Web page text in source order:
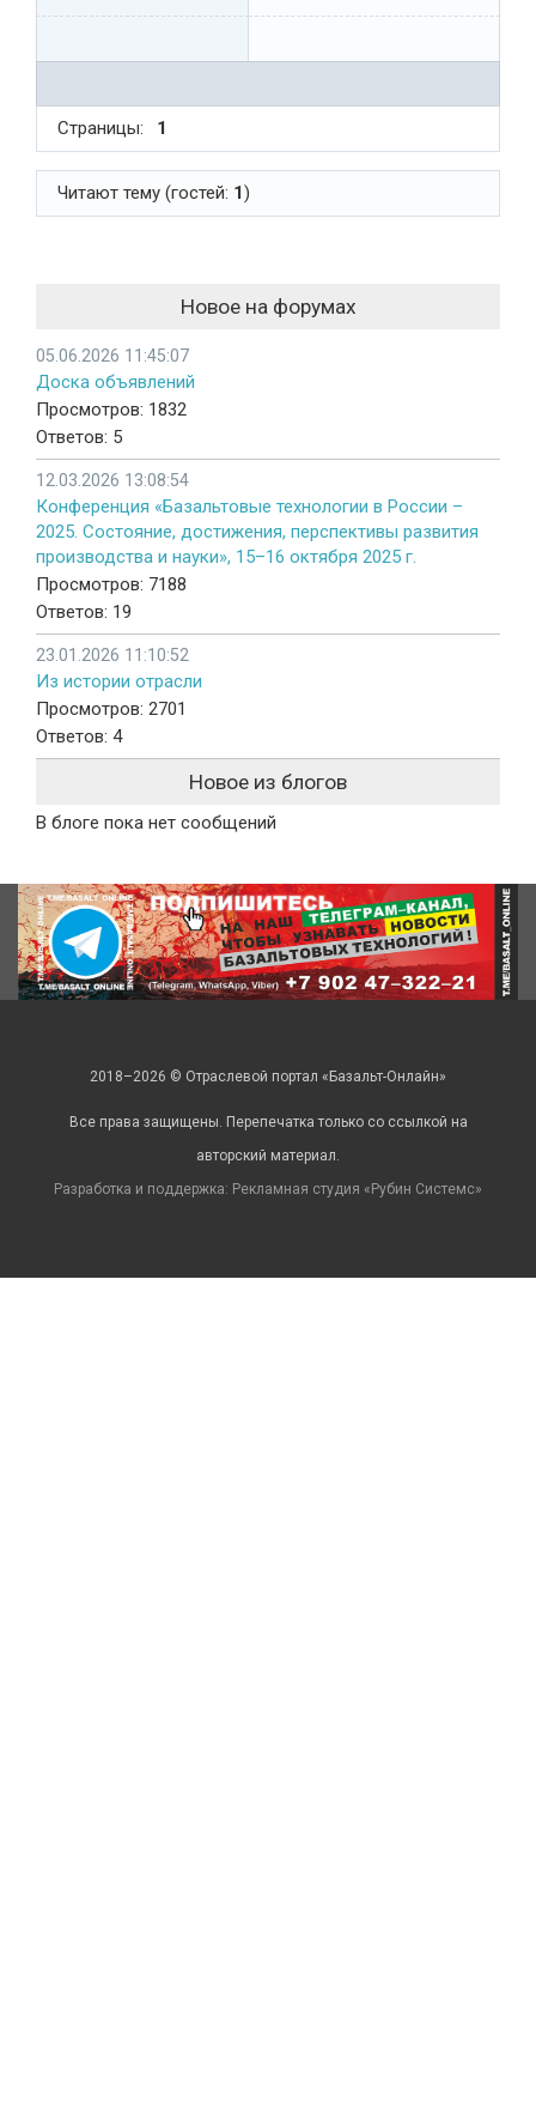
Страницы: 1
Читают тему (гостей: 1)
Новое на форумах
05.06.2026 11:45:07
Доска объявлений
Просмотров: 1832
Ответов: 5
12.03.2026 13:08:54
Конференция «Базальтовые технологии в России –
2025. Состояние, достижения, перспективы развития
производства и науки», 15–16 октября 2025 г.
Просмотров: 7188
Ответов: 19
23.01.2026 11:10:52
Из истории отрасли
Просмотров: 2701
Ответов: 4
Новое из блогов
В блоге пока нет сообщений
2018–2026 © Отраслевой портал «Базальт-Онлайн»
Все права защищены. Перепечатка только со ссылкой на
авторский материал.
Разработка и поддержка: Рекламная студия «Рубин Системс»